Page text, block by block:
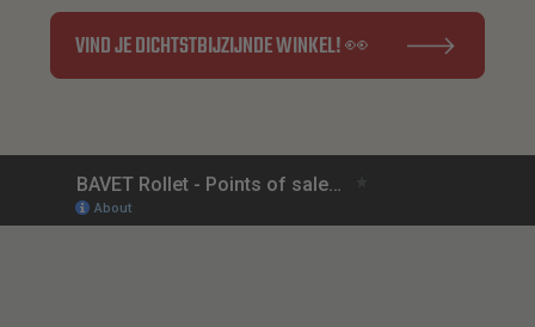
VIND JE DICHTSTBIJZIJNDE WINKEL! 👀